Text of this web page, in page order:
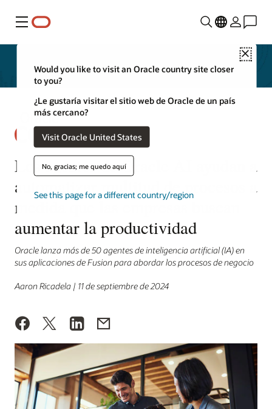
Menú
Close
Would you like to visit an Oracle country site closer
to you?
¿Le gustaría visitar el sitio web de Oracle de un país
más cercano?
Visit Oracle United States
No, gracias; me quedo aquí
See this page for a different country/region
Los agentes de Oracle AI ayudan a
automatizar multitud de procesos a
medida que las empresas buscan
aumentar la productividad
Oracle lanza más de 50 agentes de inteligencia artificial (IA) en
sus aplicaciones de Fusion para abordar los procesos de negocio
Aaron Ricadela | 11 de septiembre de 2024